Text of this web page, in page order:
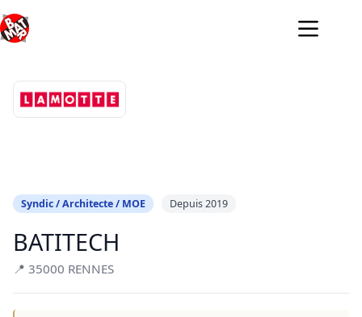
au
contenu
Syndic / Architecte / MOE Depuis 2019
BATITECH
📍 35000 RENNES